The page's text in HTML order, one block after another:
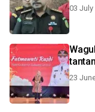
03 July
23